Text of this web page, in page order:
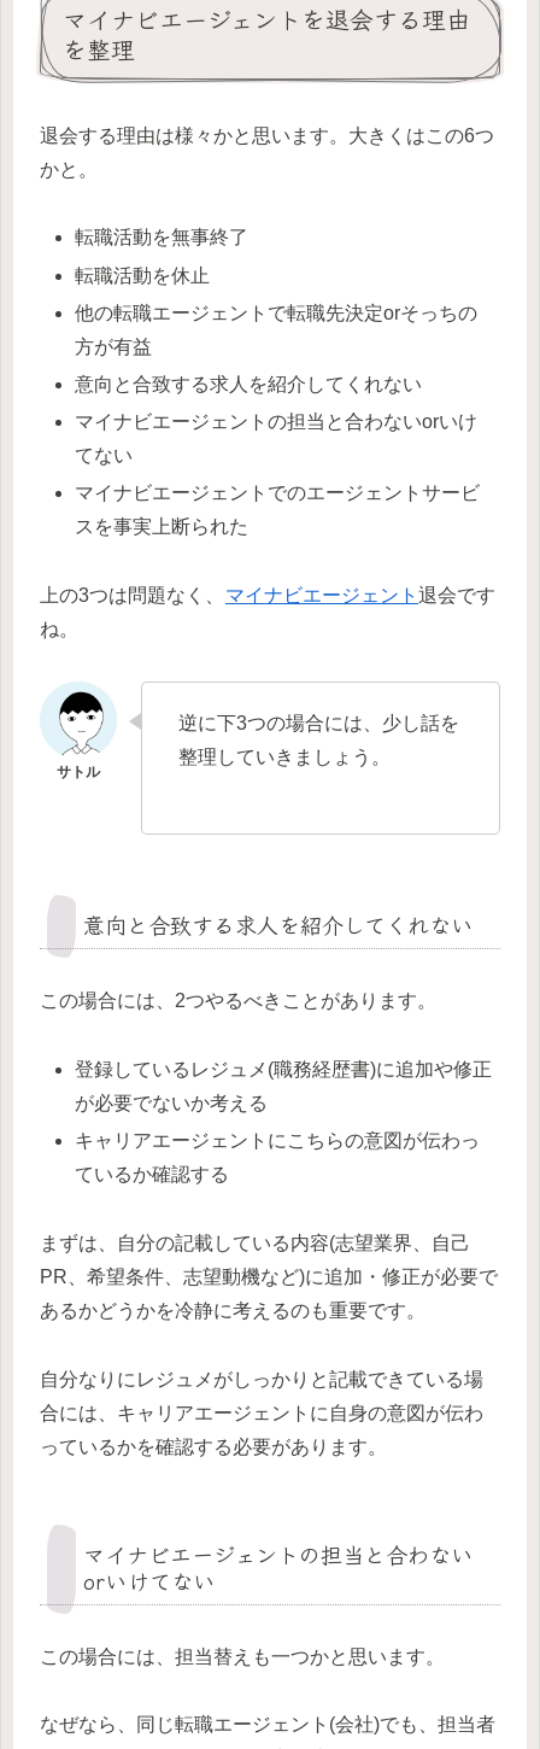
マイナビエージェントを退会する理由
を整理
退会する理由は様々かと思います。大きくはこの6つ
かと。
転職活動を無事終了
転職活動を休止
他の転職エージェントで転職先決定orそっちの
方が有益
意向と合致する求人を紹介してくれない
マイナビエージェントの担当と合わないorいけ
てない
マイナビエージェントでのエージェントサービ
スを事実上断られた
上の3つは問題なく、 マイナビエージェント 退会です
ね。
逆に下3つの場合には、少し話を
整理していきましょう。
意向と合致する求人を紹介してくれない
この場合には、2つやるべきことがあります。
登録しているレジュメ(職務経歴書)に追加や修正
が必要でないか考える
キャリアエージェントにこちらの意図が伝わっ
ているか確認する
まずは、自分の記載している内容(志望業界、自己
PR、希望条件、志望動機など)に追加・修正が必要で
あるかどうかを冷静に考えるのも重要です。
自分なりにレジュメがしっかりと記載できている場
合には、キャリアエージェントに自身の意図が伝わ
っているかを確認する必要があります。
マイナビエージェントの担当と合わない
orいけてない
この場合には、担当替えも一つかと思います。
なぜなら、同じ転職エージェント(会社)でも、担当者